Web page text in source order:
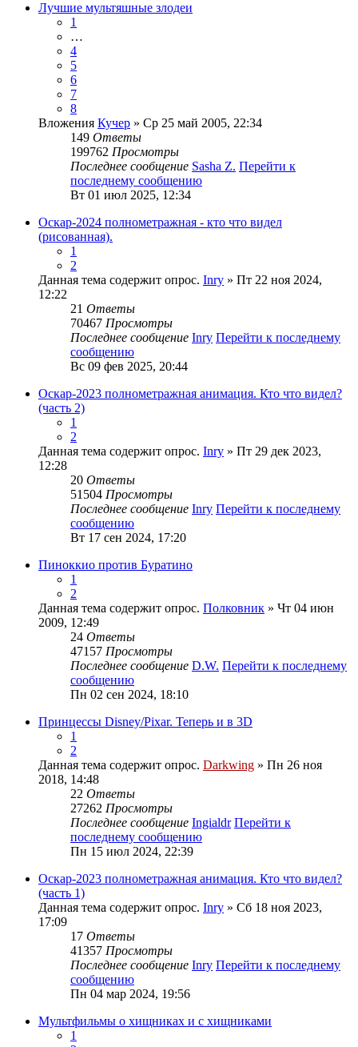
Лучшие мультяшные злодеи
1
…
4
5
6
7
8
Вложения Кучер » Ср 25 май 2005, 22:34
149 Ответы
199762 Просмотры
Последнее сообщение Sasha Z. Перейти к
последнему сообщению
Вт 01 июл 2025, 12:34
Оскар-2024 полнометражная - кто что видел
(рисованная).
1
2
Данная тема содержит опрос. Inry » Пт 22 ноя 2024,
12:22
21 Ответы
70467 Просмотры
Последнее сообщение Inry Перейти к последнему
сообщению
Вс 09 фев 2025, 20:44
Оскар-2023 полнометражная анимация. Кто что видел?
(часть 2)
1
2
Данная тема содержит опрос. Inry » Пт 29 дек 2023,
12:28
20 Ответы
51504 Просмотры
Последнее сообщение Inry Перейти к последнему
сообщению
Вт 17 сен 2024, 17:20
Пиноккио против Буратино
1
2
Данная тема содержит опрос. Полковник » Чт 04 июн
2009, 12:49
24 Ответы
47157 Просмотры
Последнее сообщение D.W. Перейти к последнему
сообщению
Пн 02 сен 2024, 18:10
Принцессы Disney/Pixar. Теперь и в 3D
1
2
Данная тема содержит опрос. Darkwing » Пн 26 ноя
2018, 14:48
22 Ответы
27262 Просмотры
Последнее сообщение Ingialdr Перейти к
последнему сообщению
Пн 15 июл 2024, 22:39
Оскар-2023 полнометражная анимация. Кто что видел?
(часть 1)
Данная тема содержит опрос. Inry » Сб 18 ноя 2023,
17:09
17 Ответы
41357 Просмотры
Последнее сообщение Inry Перейти к последнему
сообщению
Пн 04 мар 2024, 19:56
Мультфильмы о хищниках и с хищниками
1